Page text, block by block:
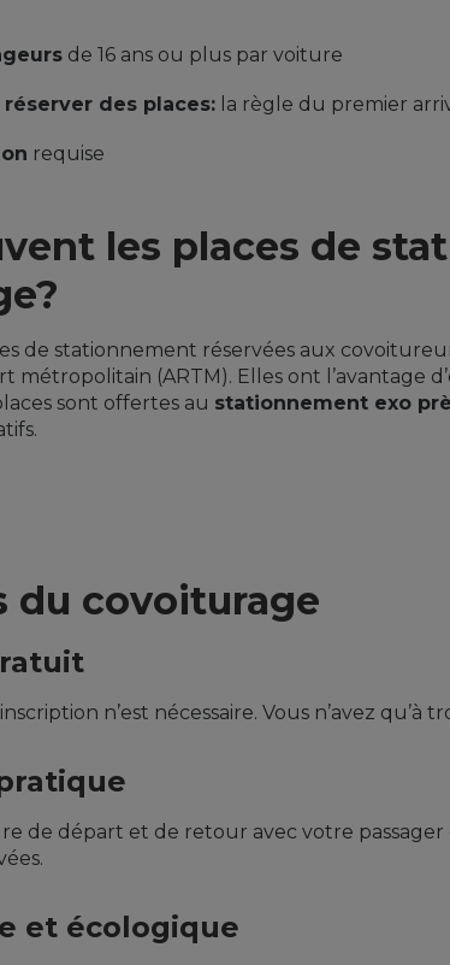
de 16 ans ou plus par voiture
des places: la règle du premier
requise
les places de
de stationnement réservées aux
métropolitain (ARTM). Elles ont l’avantage
sont offertes au stationnement exo
du covoiturage
n’est nécessaire. Vous n’avez
de départ et de retour avec votre
et écologique